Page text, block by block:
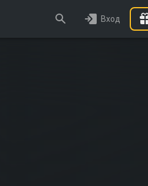
Вход